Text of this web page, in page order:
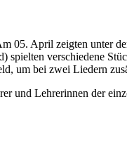
05. April zeigten
verschiedene
um bei zwei Liedern
und Lehrerinnen der